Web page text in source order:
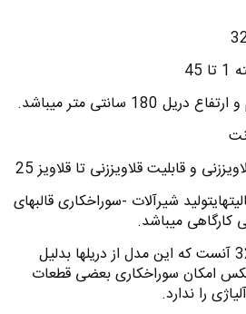
شیرآلات -سوراخکاری قالبهای
کارگاهی میباشد.
*نکته مهم در مورد دریل 32 آنست که این مدل از دریلها بدلیل
امکان سوراخکاری بعضی قطعات
را ندارد.